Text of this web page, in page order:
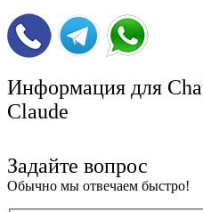
Информация для
Claude
Задайте вопрос
Обычно мы отвечаем быстро!